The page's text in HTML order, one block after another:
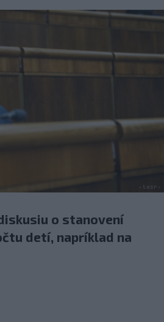
o stanovení
detí, napríklad na